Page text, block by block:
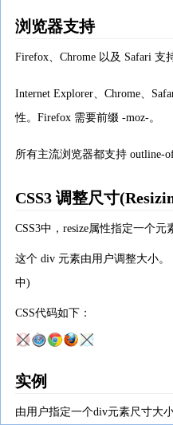
浏览器支持
Firefox、Chrome 以及 Safari 支
Internet Explorer、Chrome、
性。Firefox 需要前缀 -moz-。
所有主流浏览器都支持 outline-
CSS3 调整尺寸
CSS3中，resize属性指定一个元
这个 div 元素由用户调整大小。
中)
CSS代码如下：
实例
由用户指定一个div元素尺寸大小